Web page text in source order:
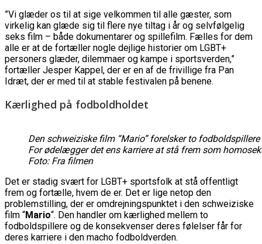
”Vi glæder os til at sige velkommen til alle gæster, som
virkelig kan glæde sig til flere nye tiltag i år og selvfølgelig
seks film – både dokumentarer og spillefilm. Fælles for dem
alle er at de fortæller nogle dejlige historier om LGBT+
personers glæder, dilemmaer og kampe i sportsverden,”
fortæller Jesper Kappel, der er en af de frivillige fra Pan
Idræt, der er med til at stable festivalen på benene.
Kærlighed på fodboldholdet
Den schweiziske film “Mario” forelsker to
For ødelægger det ens karriere at stå frem som
Foto: Fra filmen
Det er stadig svært for LGBT+ sportsfolk at stå offentligt
frem og fortælle, hvem de er. Det er lige netop den
problemstilling, der er omdrejningspunktet i den schweiziske
film “Mario“. Den handler om kærlighed mellem to
fodboldspillere og de konsekvenser deres følelser får for
deres karriere i den macho fodboldverden.